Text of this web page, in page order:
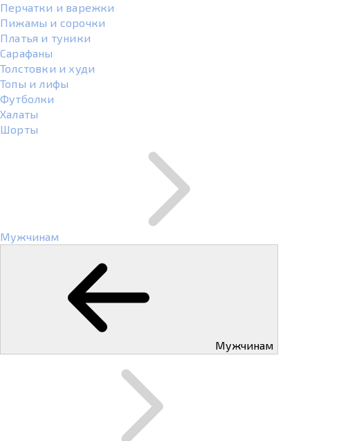
Перчатки и варежки
Пижамы и сорочки
Платья и туники
Сарафаны
Толстовки и худи
Топы и лифы
Футболки
Халаты
Шорты
Мужчинам
Мужчинам